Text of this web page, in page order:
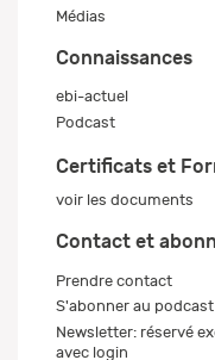
Médias
Connaissances
ebi-actuel
Podcast
Certificats et
voir les documents
Contact et
Prendre contact
S'abonner au podcast
Newsletter: réservé
avec login